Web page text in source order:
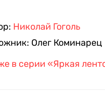
Николай Гоголь
Олег Коминарец
в серии «Яркая